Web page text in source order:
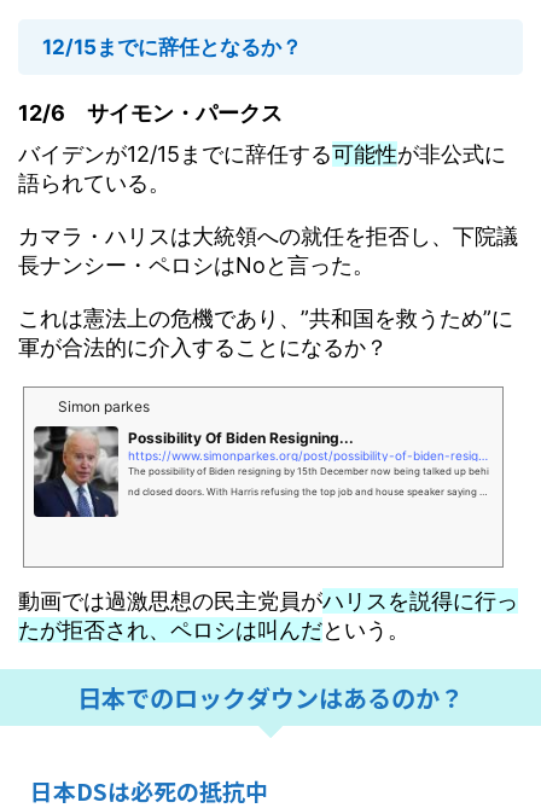
12/15までに辞任となるか？
12/6 サイモン・パークス
バイデンが12/15までに辞任する可能性が非公式に
語られている。
カマラ・ハリスは大統領への就任を拒否し、下院議
長ナンシー・ペロシはNoと言った。
これは憲法上の危機であり、”共和国を救うため”に
軍が合法的に介入することになるか？
Simon parkes
Possibility Of Biden Resigning...
https://www.simonparkes.org/post/possibility-of-biden-resigning
The possibility of Biden resigning by 15th December now being talked up behi
nd closed doors. With Harris refusing the top job and house speaker saying n
動画では過激思想の民主党員がハリスを説得に行っ
たが拒否され、ペロシは叫んだという。
日本でのロックダウンはあるのか？
日本DSは必死の抵抗中